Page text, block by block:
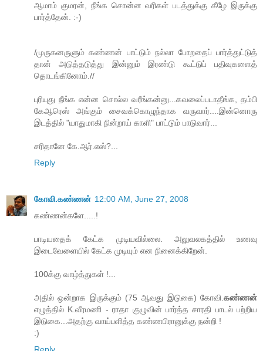
ஆமாம் குமரன், நீங்க சொன்ன வரிகள் படத்துக்கு கீழே இருக்கு
பார்த்தேன். :-)
/முருகனருளும் கண்ணன் பாட்டும் நல்லா போறதைப் பார்த்துட்டுத்
தான் அடுத்தடுத்து இன்னும் இரண்டு கூட்டுப் பதிவுகளைத்
தொடங்கினோம்.//
புரியுது நீங்க என்ன சொல்ல வரீங்கன்னு...கவலைப்படாதீங்க, தம்பி
கேஆரெஸ் அங்கும் சைவக்கொழுந்தாக வருவார்....இன்னொரு
இடத்தில் "யாதுமாகி நின்றாய் காளி" பாட்டும் பாடுவார்...
சரிதானே கே.ஆர்.எஸ்?...
Reply
கோவி.கண்ணன் 12:00 AM, June 27, 2008
கண்ணன்களே.....!
பாடியதைக் கேட்க முடியவில்லை. அலுவலகத்தில் உணவு
இடைவேளையில் கேட்க முடியும் என நினைக்கிறேன்.
100க்கு வாழ்த்துகள் !...
அதில் ஒன்றாக இருக்கும் (75 ஆவது இடுகை) கோவி.கண்ணன்
எழுத்தில் K.வீரமணி - ராதா குழுவின் பார்த்த சாரதி பாடல் பற்றிய
இடுகை...அதற்கு வாய்பளித்த கண்ணபிரானுக்கு நன்றி !
:)